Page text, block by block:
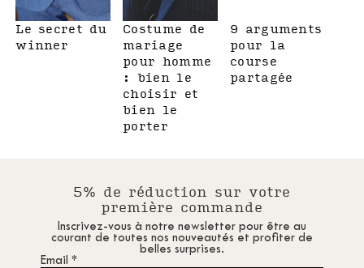
Le secret du
winner
Costume de
mariage
pour homme
: bien le
choisir et
bien le
porter
9 arguments
pour la
course
partagée
5% de réduction sur votre
première commande
Inscrivez-vous à notre newsletter pour être au
courant de toutes nos nouveautés et profiter de
belles surprises.
Email *